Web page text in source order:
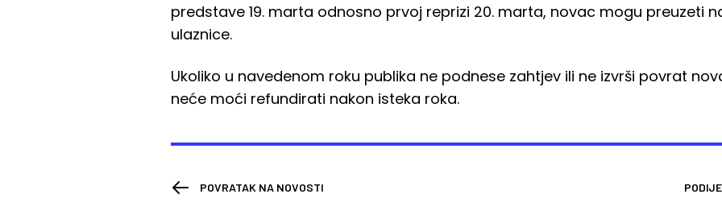
predstave 19. marta odnosno prvoj reprizi 20. marta, novac mogu preuzeti
ulaznice.
Ukoliko u navedenom roku publika ne podnese zahtjev ili ne izvrši povrat
neće moći refundirati nakon isteka roka.
POVRATAK NA NOVOSTI